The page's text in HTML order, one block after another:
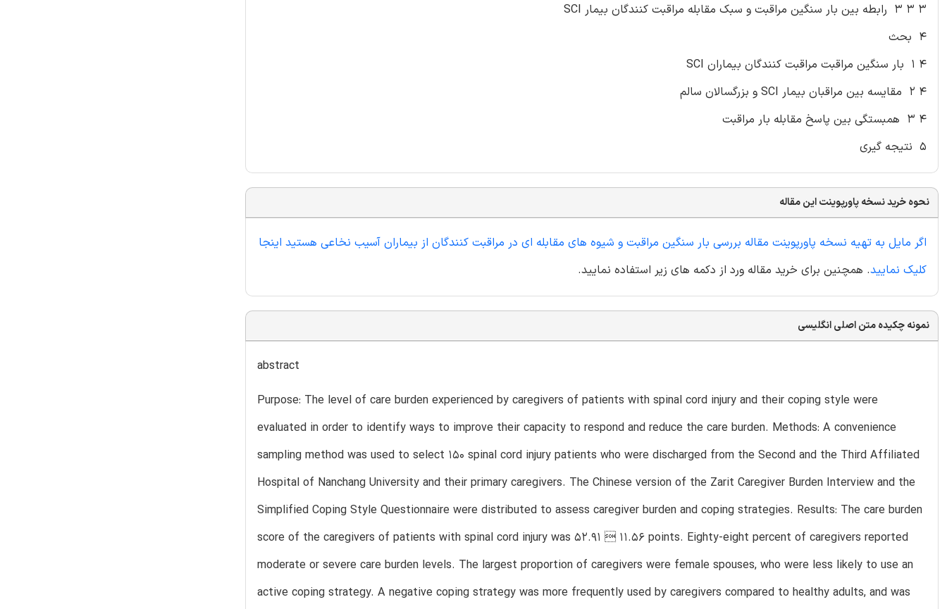
۳ ۳ ۳ رابطه بین بار سنگین مراقبت و سبک مقابله مراقبت کنندگان بیمار SCI
۴ بحث
۴ ۱ بار سنگین مراقبت مراقبت کنندگان بیماران SCI
۴ ۲ مقایسه بین مراقبان بیمار SCI و بزرگسالان سالم
۴ ۳ همبستگی بین پاسخ مقابله بار مراقبت
۵ نتیجه گیری
نحوه خرید نسخه پاورپوینت این مقاله
اگر مایل به تهیه نسخه پاورپوینت مقاله بررسی بار سنگین مراقبت و شیوه های مقابله ای در مراقبت کنندگان از بیماران آسیب نخاعی هستید اینجا
کلیک نمایید. همچنین برای خرید مقاله ورد از دکمه های زیر استفاده نمایید.
نمونه چکیده متن اصلی انگلیسی
abstract
Purpose: The level of care burden experienced by caregivers of patients with spinal cord injury and their coping style were
evaluated in order to identify ways to improve their capacity to respond and reduce the care burden. Methods: A convenience
sampling method was used to select 150 spinal cord injury patients who were discharged from the Second and the Third Affiliated
Hospital of Nanchang University and their primary caregivers. The Chinese version of the Zarit Caregiver Burden Interview and the
Simplified Coping Style Questionnaire were distributed to assess caregiver burden and coping strategies. Results: The care burden
score of the caregivers of patients with spinal cord injury was 52.91  11.56 points. Eighty-eight percent of caregivers reported
moderate or severe care burden levels. The largest proportion of caregivers were female spouses, who were less likely to use an
active coping strategy. A negative coping strategy was more frequently used by caregivers compared to healthy adults, and was